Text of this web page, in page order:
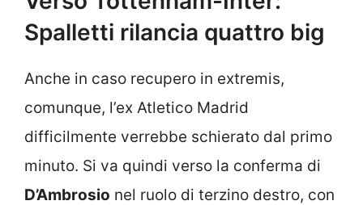
Spalletti rilancia quattro big
Anche in caso recupero in extremis,
comunque, l’ex Atletico Madrid
difficilmente verrebbe schierato dal primo
minuto. Si va quindi verso la conferma di
D’Ambrosio nel ruolo di terzino destro, con